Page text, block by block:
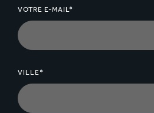
VOTRE E-MAIL*
VILLE*